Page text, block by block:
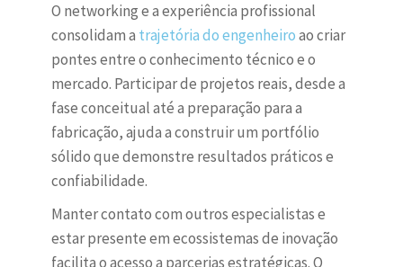
O networking e a experiência profissional
consolidam a trajetória do engenheiroao criar
pontes entre o conhecimento técnico e o
mercado. Participar de projetos reais, desde a
fase conceitual até a preparação para a
fabricação, ajuda a construir um portfólio
sólido que demonstre resultados práticos e
confiabilidade.
Manter contato com outros especialistas e
estar presente em ecossistemas de inovação
facilita o acesso a parcerias estratégicas. O